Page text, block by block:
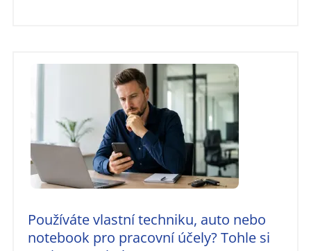
Používáte vlastní techniku, auto nebo
notebook pro pracovní účely? Tohle si